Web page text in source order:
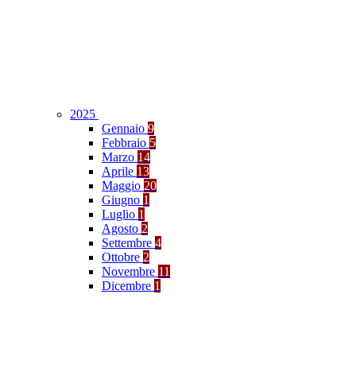
2025
Gennaio 9
Febbraio 5
Marzo 14
Aprile 13
Maggio 20
Giugno 1
Luglio 1
Agosto 2
Settembre 4
Ottobre 2
Novembre 11
Dicembre 1